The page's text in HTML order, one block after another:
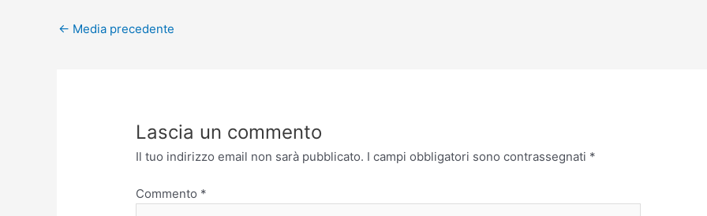
← Media precedente
Lascia un commento
Il tuo indirizzo email non sarà pubblicato. I campi obbligatori sono contrassegnati *
Commento *